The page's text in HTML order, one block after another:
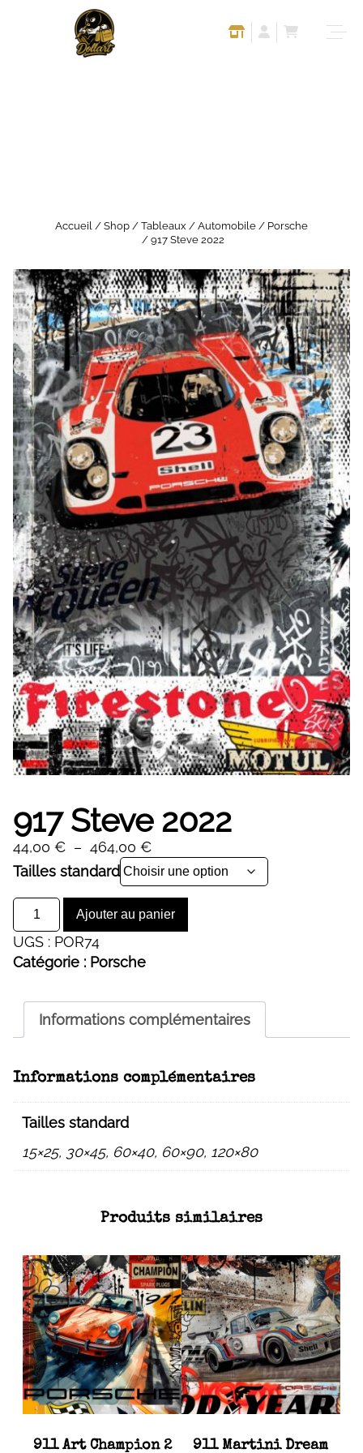
Accueil / Shop / Tableaux / Automobile / Porsche
/ 917 Steve 2022
917 Steve 2022
44,00 € – 464,00 €Plage
de
prix :
44,00 €
à
Tailles standard
quantité
de
917
Steve
Ajouter au panier
Alternative:
UGS : POR74
Catégorie : Porsche
Informations complémentaires
Informations complémentaires
Tailles standard
15×25, 30×45, 60×40, 60×90, 120×80
Produits similaires
911 Art Champion 2
911 Martini Dream